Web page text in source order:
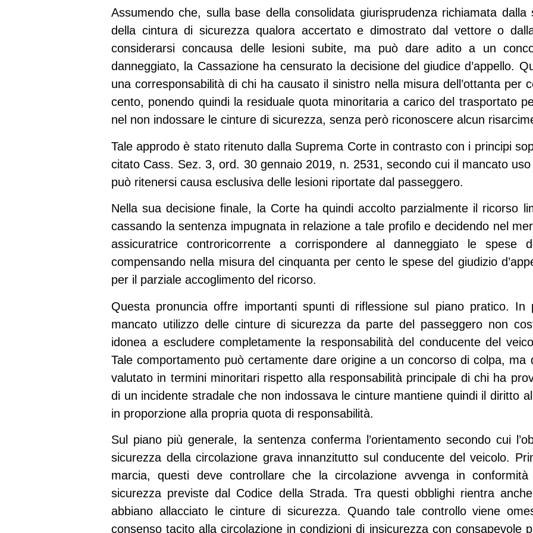
Assumendo che, sulla base della consolidata giurisprudenza richiamata
della cintura di sicurezza qualora accertato e dimostrato dal vettore o
considerarsi concausa delle lesioni subite, ma può dare adito a un
danneggiato, la Cassazione ha censurato la decisione del giudice d’appello.
una corresponsabilità di chi ha causato il sinistro nella misura dell’ottanta per
cento, ponendo quindi la residuale quota minoritaria a carico del trasportato
nel non indossare le cinture di sicurezza, senza però riconoscere alcun
Tale approdo è stato ritenuto dalla Suprema Corte in contrasto con i principi
citato Cass. Sez. 3, ord. 30 gennaio 2019, n. 2531, secondo cui il mancato
può ritenersi causa esclusiva delle lesioni riportate dal passeggero.
Nella sua decisione finale, la Corte ha quindi accolto parzialmente il ricorso
cassando la sentenza impugnata in relazione a tale profilo e decidendo nel
assicuratrice controricorrente a corrispondere al danneggiato le spese
compensando nella misura del cinquanta per cento le spese del giudizio
per il parziale accoglimento del ricorso.
Questa pronuncia offre importanti spunti di riflessione sul piano pratico. In
mancato utilizzo delle cinture di sicurezza da parte del passeggero non
idonea a escludere completamente la responsabilità del conducente del
Tale comportamento può certamente dare origine a un concorso di colpa, ma
valutato in termini minoritari rispetto alla responsabilità principale di chi ha
di un incidente stradale che non indossava le cinture mantiene quindi il diritto
in proporzione alla propria quota di responsabilità.
Sul piano più generale, la sentenza conferma l’orientamento secondo cui
sicurezza della circolazione grava innanzitutto sul conducente del veicolo.
marcia, questi deve controllare che la circolazione avvenga in
sicurezza previste dal Codice della Strada. Tra questi obblighi rientra
abbiano allacciato le cinture di sicurezza. Quando tale controllo viene
consenso tacito alla circolazione in condizioni di insicurezza con consapevole